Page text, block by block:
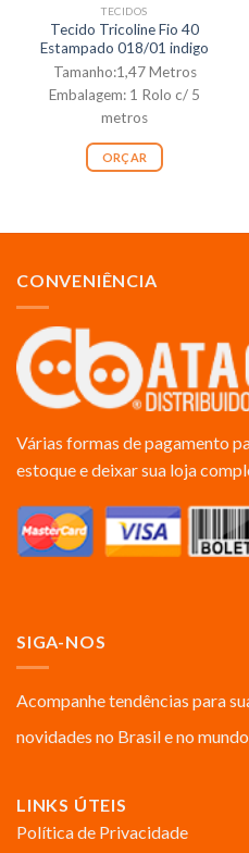
TECIDOS
Tecido Tricoline Fio 40
Estampado 018/01 indigo
Tamanho:1,47 Metros
Embalagem: 1 Rolo c/ 5
metros
ORÇAR
CONVENIÊNCIA
Várias formas de pagamento
estoque e deixar sua loja
SIGA-NOS
Acompanhe tendências para
novidades no Brasil e no
LINKS ÚTEIS
Política de Privacidade